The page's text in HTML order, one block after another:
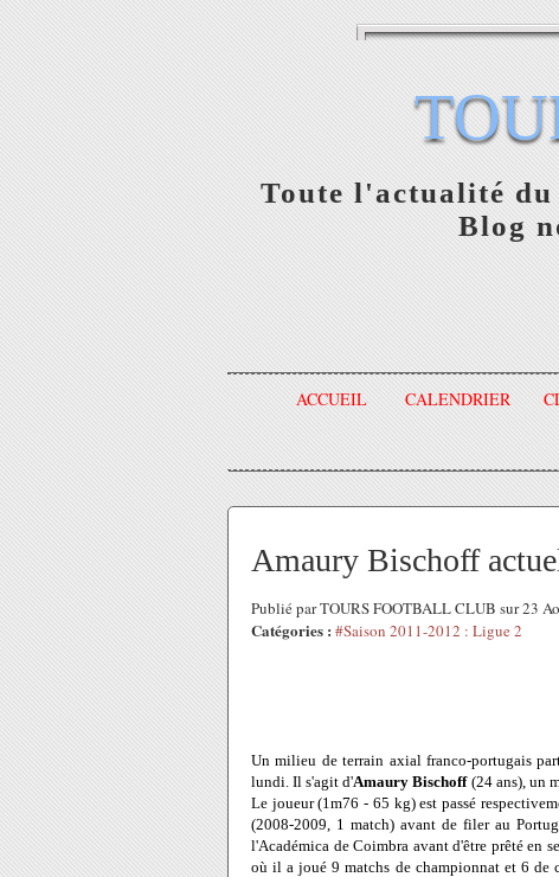
Toute l'actualité du
Blog
ACCUEIL CALENDRIER
Amaury Bischoff
Publié par TOURS FOOTBALL CLUB sur 23
Catégories : #Saison 2011-2012 : Ligue 2
Un milieu de terrain axial franco-portugais
lundi. Il s'agit d'Amaury Bischoff(24 ans), un
Le joueur (1m76 - 65 kg) est passé
(2008-2009, 1 match) avant de filer au
l'Académica de Coimbra avant d'être prêté en
où il a joué 9 matchs de championnat et 6 de